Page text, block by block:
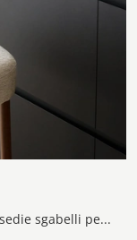
Clicca per scoprire una ricca gamma di sedie sgabelli per stanze design: il modello Glen Sgabello di Calligaris ti sta aspettando!